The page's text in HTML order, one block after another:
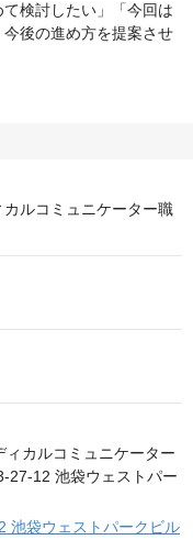
て検討したい」「今回は
後の進め方を提案させ
カルコミュニケーター職
池袋ウェストパークビル